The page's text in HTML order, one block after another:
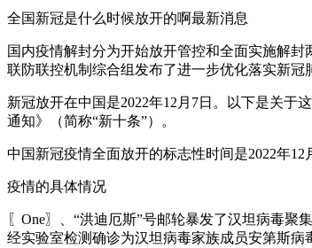
全国新冠是什么时候放开的啊最新消息
国内疫情解封分为开始放开管控和全面实施解封
联防联控机制综合组发布了进一步优化落实新冠
新冠放开在中国是2022年12月7日。以下是关于
通知》（简称“新十条”）。
中国新冠疫情全面放开的标志性时间是2022年
疫情的具体情况
〖One〗、“洪迪厄斯”号邮轮暴发了汉坦病毒
经实验室检测确诊为汉坦病毒家族成员安第斯病